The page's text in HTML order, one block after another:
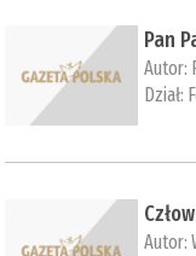
Pan
Autor:
Dział:
Autor: